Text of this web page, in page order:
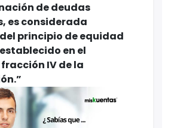
de deudas
es considerada
principio de equidad
en el
IV de la